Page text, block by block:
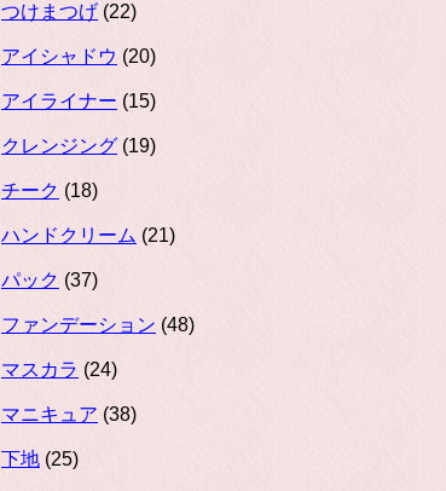
つけまつげ(22)
アイシャドウ (20)
アイライナー (15)
クレンジング (19)
チーク (18)
ハンドクリーム (21)
パック (37)
ファンデーション (48)
マスカラ (24)
マニキュア (38)
下地 (25)